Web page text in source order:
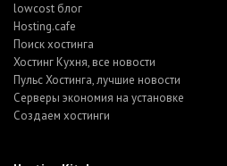
lowcost блог
Hosting.cafe
Поиск хостинга
Хостинг Кухня, все новости
Пульс Хостинга, лучшие новости
Серверы экономия на установке
Создаем хостинги